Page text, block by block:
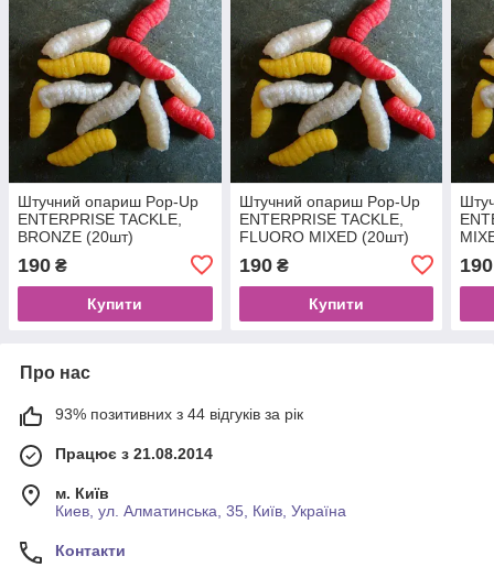
Штучний опариш Pop-Up
ENTERPRISE TACKLE,
BRONZE (20шт)
190 ₴
Купити
Штучний опариш Pop-Up
ENTERPRISE TACKLE,
FLUORO MIXED (20шт)
190₴
Купити
190
Про нас
93% позитивних з 44 відгуків за рік
Працює з 21.08.2014
м. Київ
Киев, ул. Алматинська, 35, Київ, Україна
Контакти